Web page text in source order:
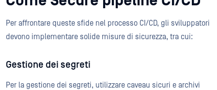
Per affrontare queste sfide nel processo CI/CD, gli sviluppatori
devono implementare solide misure di sicurezza, tra cui:
Gestione dei segreti
Per la gestione dei segreti, utilizzare caveau sicuri e archivi